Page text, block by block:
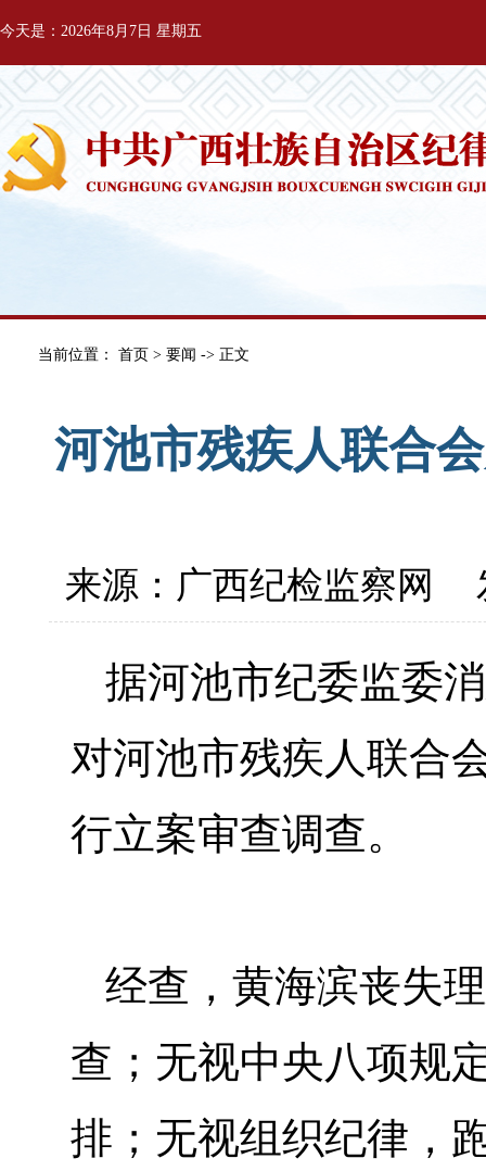
今天是：2026年8月7日 星期五
当前位置： 首页 > 要闻 -> 正文
河池市残疾人联合
来源：广西纪检监察网
据河池市纪委监委
对河池市残疾人联合
行立案审查调查。
经查，黄海滨丧失
查；无视中央八项规
排；无视组织纪律，